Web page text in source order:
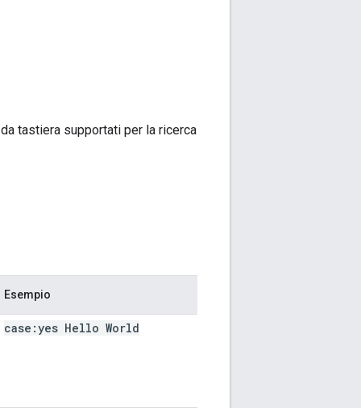
tastiera supportati per la ricerca
Esempio
case:yes Hello World